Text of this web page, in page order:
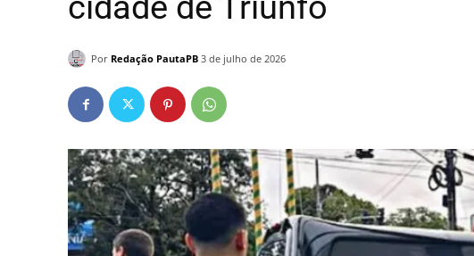
Por Redação PautaPB 3 de julho de 2026